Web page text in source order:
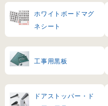
ホワイトボードマグ
ネシート
工事用黒板
ドアストッパー・ド